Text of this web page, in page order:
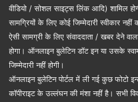
वीडियो / सोशल साइट्स लिंक आदि) शामिल
सामग्रियों के लिए कोई जिम्मेदारी स्वीकार
ऐसी सामग्री के लिए संवाददाता / खबर देने
होगा। ऑनलाइन बुलेटिन डॉट इन या उसके
जिम्मेदारी नहीं होगी।
ऑनलाइन बुलेटिन पोर्टल में ली गई कुछ फोटो
कॉपीराइट के उल्लंघन की मंशा नहीं है। सभी